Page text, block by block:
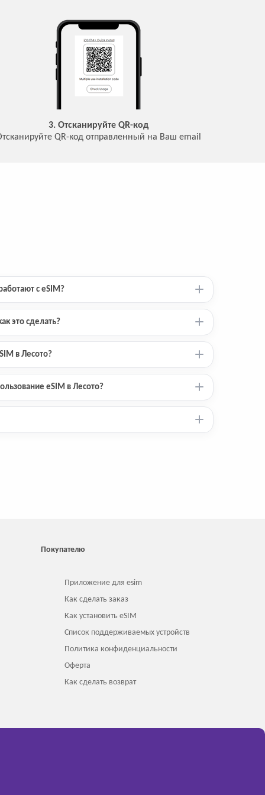
3. Отсканируйте QR-код
QR-код отправленный на Ваш email
с eSIM?
это сделать?
в Лесото?
eSIM в Лесото?
Покупателю
Приложение для esim
Как сделать заказ
Как установить eSIM
Список поддерживаемых устройств
Политика конфиденциальности
Оферта
Как сделать возврат